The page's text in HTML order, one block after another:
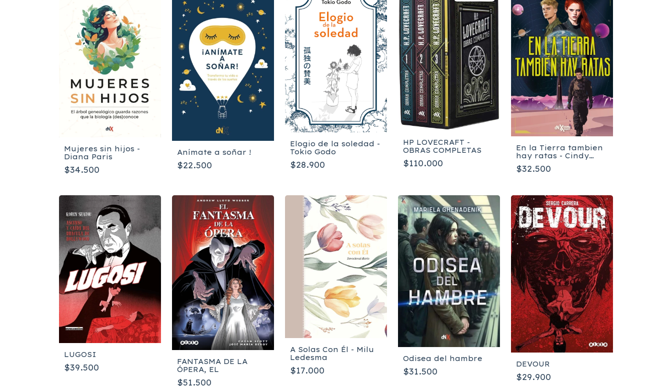
Mujeres sin hijos -
Diana Paris
$34.500
Anímate a soñar !
$22.500
Elogio de la soledad -
Tokio Godo
$28.900
HP LOVECRAFT -
OBRAS COMPLETAS
$110.000
En la Tierra tambien
hay ratas - Cindy
Moreno
$32.500
LUGOSI
$39.500
FANTASMA DE LA
ÓPERA, EL
$51.500
A Solas Con Él - Milu
Ledesma
$17.000
Odisea del hambre
$31.500
DEVOUR
$29.900